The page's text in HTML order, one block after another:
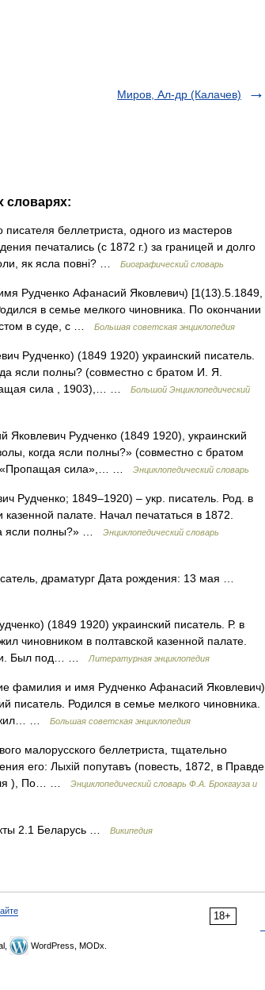
Миров, Ал-др (Калачев)
словарях:
беллетриста, одного из мастеров
печатались (с 1872 г.) за границей и долго
як ясла повнi? …
Биографический словарь
Рудченко Афанасий Яковлевич) [1(13).5.1849,
в семье мелкого чиновника. По окончании
в суде, с …
Большая советская энциклопедия
Рудченко) (1849 1920) украинский писатель.
ясли полны? (совместно с братом И. Я.
сила , 1903),… …
Большой Энциклопедический
Рудченко (1849 1920), украинский
когда ясли полны?» (совместно с братом
«Пропащая сила»,… …
Энциклопедический словарь
Рудченко; 1849–1920) – укр. писатель. Род. в
палате. Начал печататься в 1872.
ясли полны?» …
Энциклопедический словарь
драматург Дата рождения: 13 мая …
(1849 1920) украинский писатель. Р. в
чиновником в полтавской казенной палате.
Был под… …
Литературная энциклопедия
и имя Рудченко Афанасий Яковлевич)
писатель. Родился в семье мелкого чиновника.
…
Большая советская энциклопедия
малорусского беллетриста, тщательно
его: Лыхiй попутавъ (повесть, 1872, в Правде
), По… …
Энциклопедический словарь Ф.А. Брокгауза и
2.1 Беларусь … Википедия
18+
WordPress, MODx.